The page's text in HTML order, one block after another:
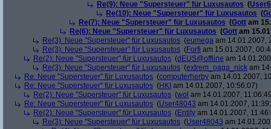
Re(9): Neue "Supersteuer" für Luxusautos (
Re(10): Neue "Supersteuer" für Luxusautos (
Re(7): Neue "Supersteuer" für Luxusautos (Gott am
Re(6): Neue "Supersteuer" für Luxusautos (Gott am
Re(3): Neue "Supersteuer" für Luxusautos (eumega am 14.01.2007,
Re(3): Neue "Supersteuer" für Luxusautos (Forfi am 15.01.2007,
Re(2): Neue "Supersteuer" für Luxusautos (dEUS@offline am
Re(3): Neue "Supersteuer" für Luxusautos (extrem_oaga_nick am
Re: Neue "Supersteuer" für Luxusautos (computerherby am 14.01.2007,
Re: Neue "Supersteuer" für Luxusautos (HKI am 14.01.2007, 10:56:07)
Re(2): Neue "Supersteuer" für Luxusautos (wol am 14.01.2007,
Re: Neue "Supersteuer" für Luxusautos (User48043 am 14.01.2007,
Re(2): Neue "Supersteuer" für Luxusautos (Entity am 14.01.2007,
Re(3): Neue "Supersteuer" für Luxusautos (User48043 am